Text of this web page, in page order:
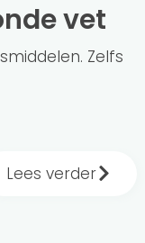
vet
Zelfs
Lees verder